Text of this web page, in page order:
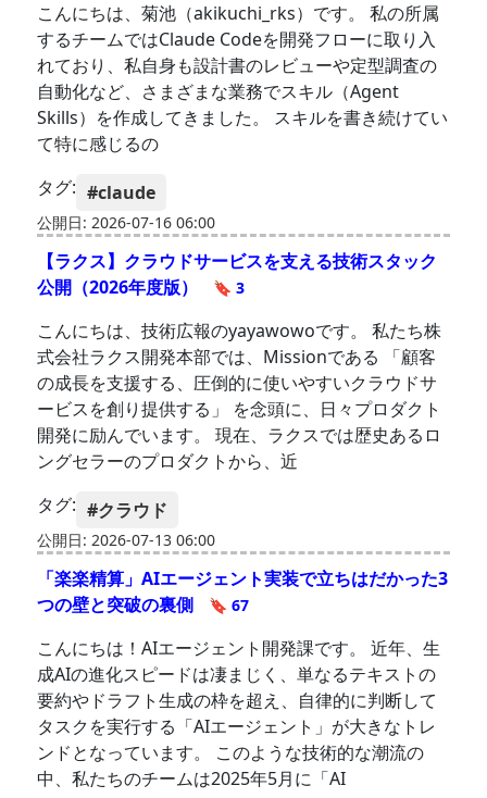
こんにちは、菊池（akikuchi_rks）です。 私の所属
するチームではClaude Codeを開発フローに取り入
れており、私自身も設計書のレビューや定型調査の
自動化など、さまざまな業務でスキル（Agent
Skills）を作成してきました。 スキルを書き続けてい
て特に感じるの
タグ: #claude
公開日: 2026-07-16 06:00
【ラクス】クラウドサービスを支える技術スタック
公開（2026年度版）
🔖 3
こんにちは、技術広報のyayawowoです。 私たち株
式会社ラクス開発本部では、Missionである 「顧客
の成長を支援する、圧倒的に使いやすいクラウドサ
ービスを創り提供する」 を念頭に、日々プロダクト
開発に励んでいます。 現在、ラクスでは歴史あるロ
ングセラーのプロダクトから、近
タグ: #クラウド
公開日: 2026-07-13 06:00
「楽楽精算」AIエージェント実装で立ちはだかった3
つの壁と突破の裏側
🔖 67
こんにちは！AIエージェント開発課です。 近年、生
成AIの進化スピードは凄まじく、単なるテキストの
要約やドラフト生成の枠を超え、自律的に判断して
タスクを実行する「AIエージェント」が大きなトレ
ンドとなっています。 このような技術的な潮流の
中、私たちのチームは2025年5月に「AI